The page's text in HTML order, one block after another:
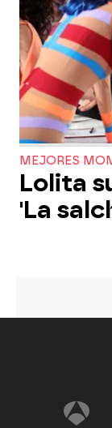
MEJORES
Lolita
'La